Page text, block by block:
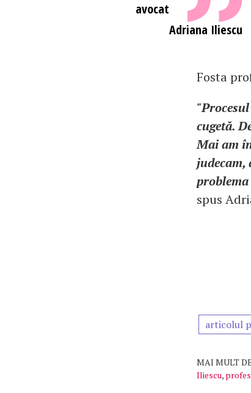
avocat
Adriana Iliescu
Fosta
cugetă.
Mai am
judecam,
spus
articolul
MAI MULT
Iliescu,